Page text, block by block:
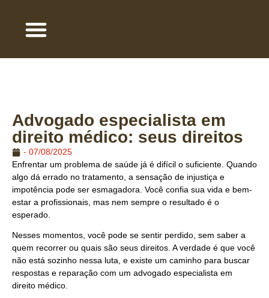
Advogado especialista em
direito médico: seus direitos
- 07/08/2025
Enfrentar um problema de saúde já é difícil o suficiente. Quando
algo dá errado no tratamento, a sensação de injustiça e
impotência pode ser esmagadora. Você confia sua vida e bem-
estar a profissionais, mas nem sempre o resultado é o
esperado.
Nesses momentos, você pode se sentir perdido, sem saber a
quem recorrer ou quais são seus direitos. A verdade é que você
não está sozinho nessa luta, e existe um caminho para buscar
respostas e reparação com um advogado especialista em
direito médico.